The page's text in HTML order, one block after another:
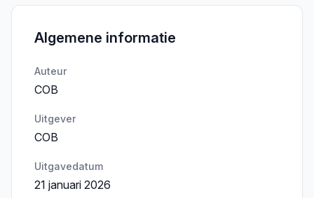
Algemene informatie
Auteur
COB
Uitgever
COB
Uitgavedatum
21 januari 2026